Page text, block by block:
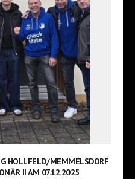
HOLLFELD/MEMMELSDORF
II AM 07.12.2025